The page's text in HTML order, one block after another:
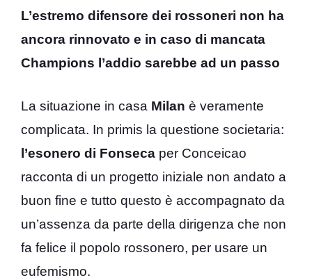
L’estremo difensore dei rossoneri non ha
ancora rinnovato e in caso di mancata
Champions l’addio sarebbe ad un passo
La situazione in casa Milan è veramente
complicata. In primis la questione societaria:
l’esonero di Fonseca per Conceicao
racconta di un progetto iniziale non andato a
buon fine e tutto questo è accompagnato da
un’assenza da parte della dirigenza che non
fa felice il popolo rossonero, per usare un
eufemismo.